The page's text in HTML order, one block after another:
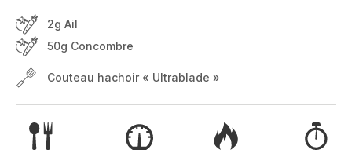
2g Ail
50g Concombre
Couteau hachoir « Ultrablade »